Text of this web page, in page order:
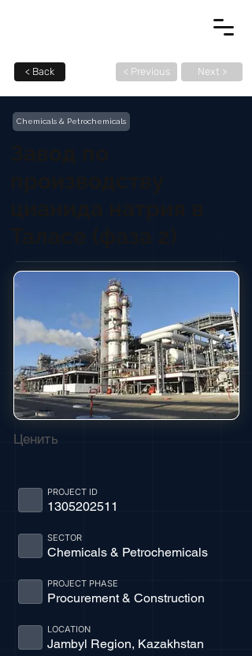
< Back < Previous Next >
Chemicals & Petrochemicals
Ценить
1305202511
PROJECT ID
Chemicals & Petrochemicals
SECTOR
Procurement & Construction
PROJECT PHASE
Jambyl Region, Kazakhstan
LOCATION